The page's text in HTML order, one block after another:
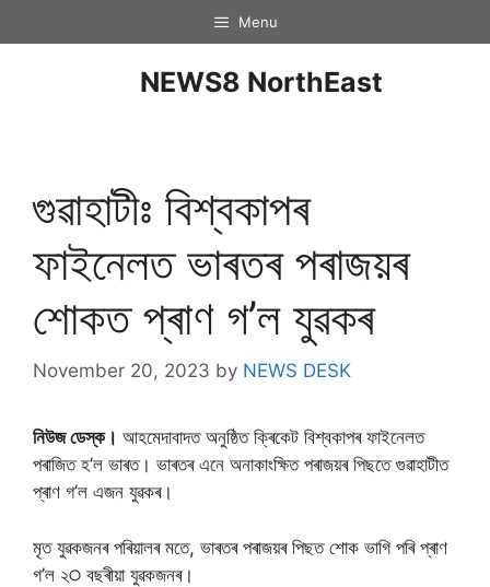
Menu
NEWS8 NorthEast
গুৱাহাটীঃ বিশ্বকাপৰ
ফাইনেলত ভাৰতৰ পৰাজয়ৰ
শােকত প্ৰাণ গ’ল যুৱকৰ
November 20, 2023 by NEWS DESK
নিউজ ডেস্ক। আহমেদাবাদত অনুষ্ঠিত ক্ৰিকেট বিশ্বকাপৰ ফাইনেলত
পৰাজিত হ’ল ভাৰত। ভাৰতৰ এনে অনাকাংক্ষিত পৰাজয়ৰ পিছতে গুৱাহাটীত
প্ৰাণ গ’ল এজন যুৱকৰ।
মৃত যুৱকজনৰ পৰিয়ালৰ মতে, ভাৰতৰ পৰাজয়ৰ পিছত শােক ভাগি পৰি প্ৰাণ
গ’ল ২੦ বছৰীয়া যুৱকজনৰ।